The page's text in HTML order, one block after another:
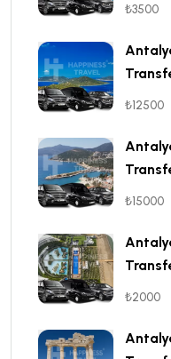
₺3500
₺12500
₺15000
₺2000